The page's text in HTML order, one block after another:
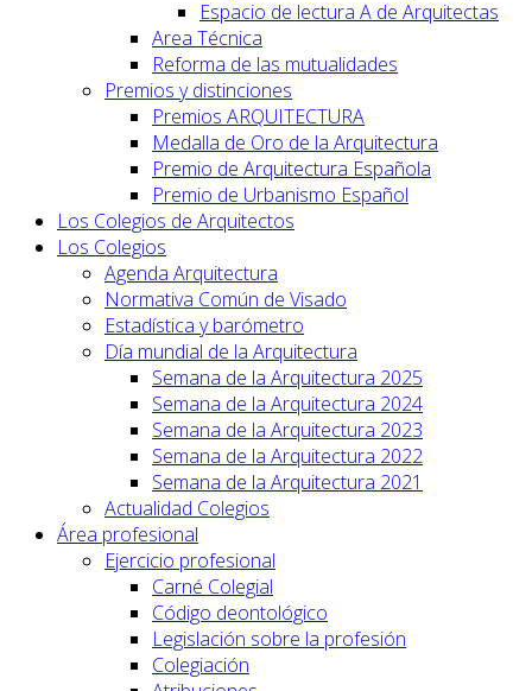
Espacio de lectura A de Arquitectas
Area Técnica
Reforma de las mutualidades
Premios y distinciones
Premios ARQUITECTURA
Medalla de Oro de la Arquitectura
Premio de Arquitectura Española
Premio de Urbanismo Español
Los Colegios de Arquitectos
Los Colegios
Agenda Arquitectura
Normativa Común de Visado
Estadística y barómetro
Día mundial de la Arquitectura
Semana de la Arquitectura 2025
Semana de la Arquitectura 2024
Semana de la Arquitectura 2023
Semana de la Arquitectura 2022
Semana de la Arquitectura 2021
Actualidad Colegios
Área profesional
Ejercicio profesional
Carné Colegial
Código deontológico
Legislación sobre la profesión
Colegiación